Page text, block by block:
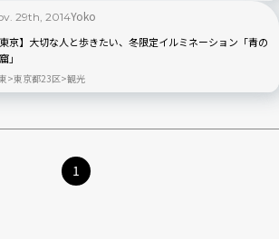
29th, 2014Yoko
東京】大切な人と歩きたい、冬限定イルミネーション「青の
」
東京都23区 観光
1